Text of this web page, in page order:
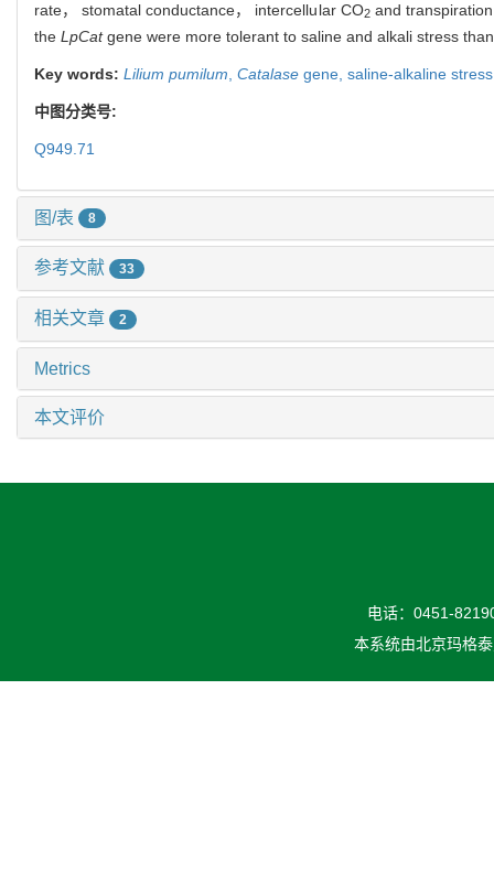
rate， stomatal conductance， intercellular CO2and
the LpCatgene were more tolerant to saline and alkali stress
Key words: Lilium pumilum Catalase gene, saline-alkaline stress
中图分类号:
Q949.71
图/表 8
参考文献 33
相关文章 2
Metrics
本文评价
电话：0451-
本系统由北京玛格